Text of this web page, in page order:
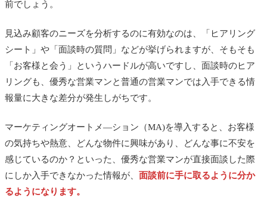
前でしょう。
見込み顧客のニーズを分析するのに有効なのは、「ヒアリング
シート」や「面談時の質問」などが挙げられますが、そもそも
「お客様と会う」というハードルが高いですし、面談時のヒア
リングも、優秀な営業マンと普通の営業マンでは入手できる情
報量に大きな差分が発生しがちです。
マーケティングオートメ―ション（MA)を導入すると、お客様
の気持ちや熱意、どんな物件に興味があり、どんな事に不安を
感じているのか？といった、優秀な営業マンが直接面談した際
にしか入手できなかった情報が、 面談前に手に取るように分か
るようになります。